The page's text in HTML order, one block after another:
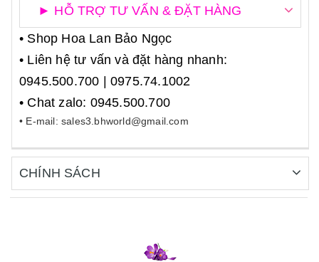
► HỖ TRỢ TƯ VẤN & ĐẶT HÀNG
• Shop Hoa Lan Bảo Ngọc
• Liên hệ tư vấn và đặt hàng nhanh:
0945.500.700 | 0975.74.1002
• Chat zalo: 0945.500.700
• E-mail: sales3.bhworld@gmail.com
CHÍNH SÁCH